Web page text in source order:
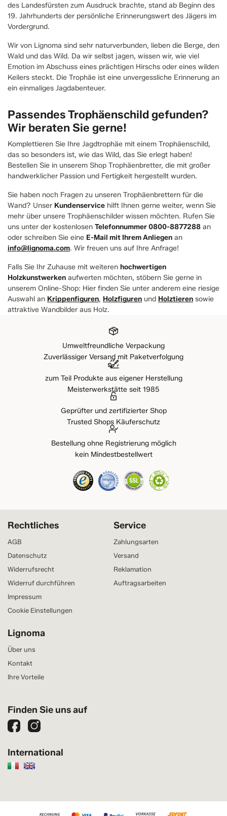
des Landesfürsten zum Ausdruck brachte, stand ab Beginn des
19. Jahrhunderts der persönliche Erinnerungswert des Jägers im
Vordergrund.
Wir von Lignoma sind sehr naturverbunden, lieben die Berge, den
Wald und das Wild. Da wir selbst jagen, wissen wir, wie viel
Emotion im Abschuss eines prächtigen Hirschs oder eines wilden
Keilers steckt. Die Trophäe ist eine unvergessliche Erinnerung an
ein einmaliges Jagdabenteuer.
Passendes Trophäenschild gefunden?
Wir beraten Sie gerne!
Komplettieren Sie Ihre Jagdtrophäe mit einem Trophäenschild,
das so besonders ist, wie das Wild, das Sie erlegt haben!
Bestellen Sie in unserem Shop Trophäenbretter, die mit großer
handwerklicher Passion und Fertigkeit hergestellt wurden.
Sie haben noch Fragen zu unseren Trophäenbrettern für die
Wand? Unser Kundenservice hilft Ihnen gerne weiter, wenn Sie
mehr über unsere Trophäenschilder wissen möchten. Rufen Sie
uns unter der kostenlosen Telefonnummer 0800-8877288 an
oder schreiben Sie eine E-Mail mit Ihrem Anliegen an
info@lignoma.com. Wir freuen uns auf Ihre Anfrage!
Falls Sie Ihr Zuhause mit weiteren hochwertigen
Holzkunstwerken aufwerten möchten, stöbern Sie gerne in
unserem Online-Shop: Hier finden Sie unter anderem eine riesige
Auswahl an Krippenfiguren, Holzfiguren und Holztieren sowie
attraktive Wandbilder aus Holz.
Umweltfreundliche Verpackung
Zuverlässiger Versand mit Paketverfolgung
zum Teil Produkte aus eigener Herstellung
Meisterwerkstätte seit 1985
Geprüfter und zertifizierter Shop
Trusted Shops Käuferschutz
Bestellung ohne Registrierung möglich
kein Mindestbestellwert
Service
Zahlungsarten
Versand
Reklamation
Auftragsarbeiten
Rechtliches
AGB
Datenschutz
Widerrufsrecht
Widerruf durchführen
Impressum
Cookie Einstellungen
Lignoma
Über uns
Kontakt
Ihre Vorteile
Finden Sie uns auf
International